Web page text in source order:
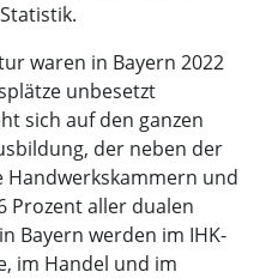
waren in Bayern 2022
unbesetzt
sich auf den ganzen
der neben der
Handwerkskammern und
Prozent aller dualen
Bayern werden im IHK-
im Handel und im